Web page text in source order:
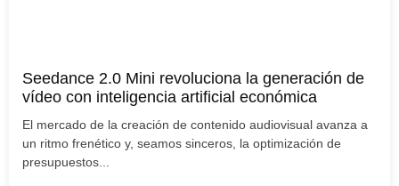
Seedance 2.0 Mini revoluciona la generación de
vídeo con inteligencia artificial económica
El mercado de la creación de contenido audiovisual avanza a
un ritmo frenético y, seamos sinceros, la optimización de
presupuestos...